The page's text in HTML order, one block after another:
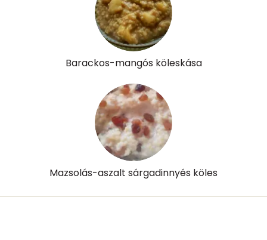
Tiamin - B1 vitamin:
Riboflavin - B2 vitamin:
Niacin - B3 vitamin:
Pantoténsav - B5 vitamin:
0 mg
Barackos-mangós köleskása
Mazsolás-aszalt sárgadinnyés köles